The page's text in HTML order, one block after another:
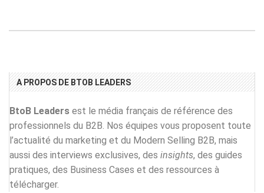
A PROPOS DE BTOB LEADERS
BtoB Leaders est le média français de référence des
professionnels du B2B. Nos équipes vous proposent toute
l’actualité du marketing et du Modern Selling B2B, mais
aussi des interviews exclusives, des insights, des guides
pratiques, des Business Cases et des ressources à
télécharger.